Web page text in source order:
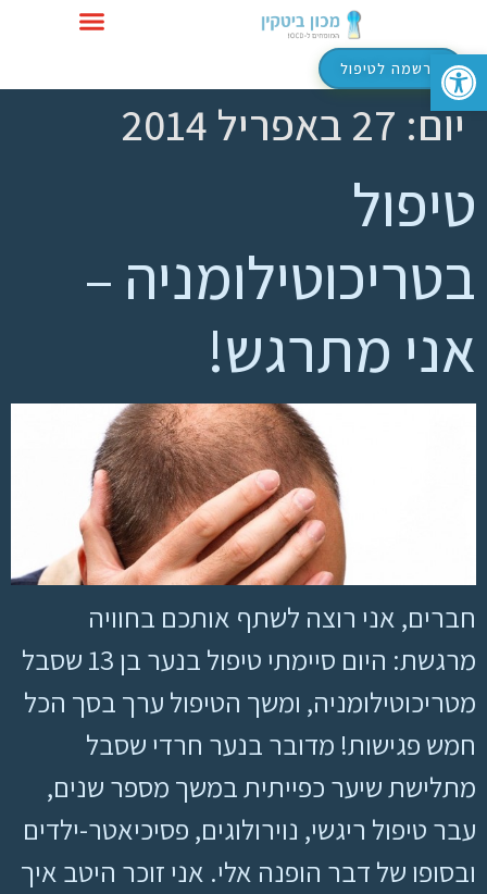
פתח סרגל נגישותהרשמה לטיפול
יום: 27 באפריל 2014
טיפול
בטריכוטילומניה –
אני מתרגש!
חברים, אני רוצה לשתף אותכם בחוויה
מרגשת: היום סיימתי טיפול בנער בן 13 שסבל
מטריכוטילומניה, ומשך הטיפול ערך בסך הכל
חמש פגישות! מדובר בנער חרדי שסבל
מתלישת שיער כפייתית במשך מספר שנים,
עבר טיפול ריגשי, נוירולוגים, פסיכיאטר-ילדים
ובסופו של דבר הופנה אלי. אני זוכר היטב איך